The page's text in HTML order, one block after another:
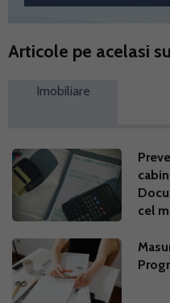
Articole pe acelasi
Imobiliare
cel